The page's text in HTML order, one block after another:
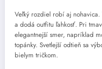
Veľký rozdiel robí aj
a dodá outfitu ľahkosť. Pri
elegantnejší smer, napríklad
topánky. Svetlejší odtieň sa
bielym tričkom.